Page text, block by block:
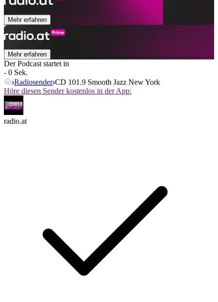
Mehr erfahren
Mehr erfahren
Der Podcast startet in
- 0 Sek.
Radiosender CD 101.9 Smooth Jazz New York
Höre diesen Sender kostenlos in der App:
radio.at